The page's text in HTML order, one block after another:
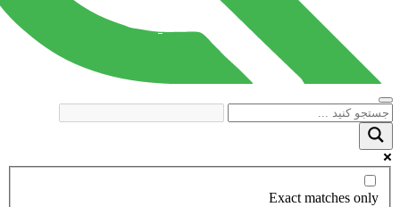
Exact matches only